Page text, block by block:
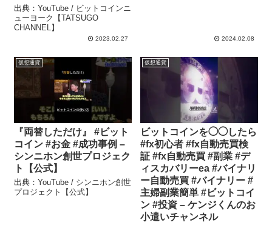
出典：YouTube / ビットコインニ
ューヨーク【TATSUGO
CHANNEL】
2023.02.27 2024.02.08
仮想通貨
『両替しただけ』 #ビット
コイン #お金 #成功事例 –
シンニホン創世プロジェク
ト【公式】
出典：YouTube / シンニホン創世
プロジェクト【公式】
仮想通貨
ビットコインを◯◯したら
#fx初心者 #fx自動売買検
証 #fx自動売買 #副業 #デ
ィスカバリーea #バイナリ
ー自動売買 #バイナリー #
主婦副業簡単 #ビットコイ
ン #投資 – ケンジくんのお
小遣いチャンネル